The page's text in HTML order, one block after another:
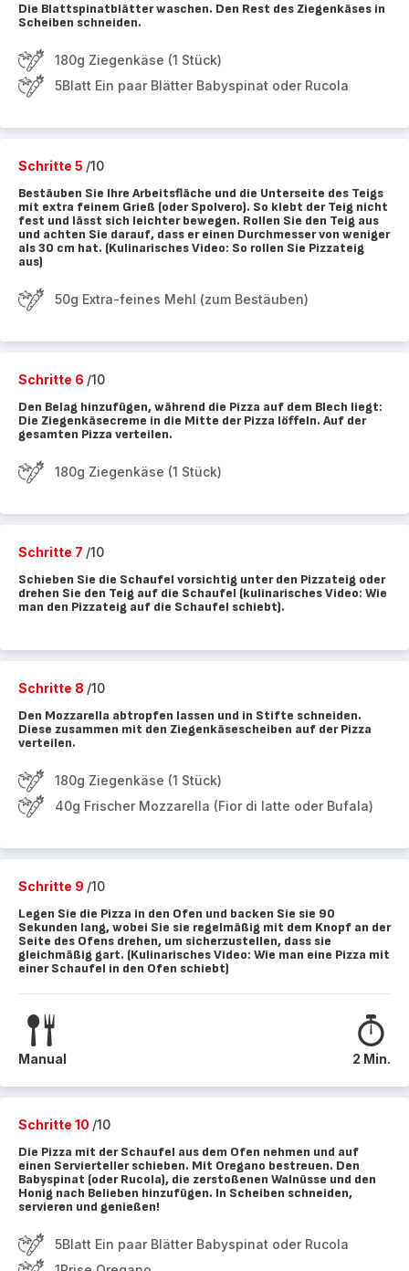
Die Blattspinatblätter waschen. Den Rest des Ziegenkäses in
Scheiben schneiden.
180g Ziegenkäse (1 Stück)
5Blatt Ein paar Blätter Babyspinat oder Rucola
Schritte 5 /10
Bestäuben Sie Ihre Arbeitsfläche und die Unterseite des Teigs
mit extra feinem Grieß (oder Spolvero). So klebt der Teig nicht
fest und lässt sich leichter bewegen. Rollen Sie den Teig aus
und achten Sie darauf, dass er einen Durchmesser von weniger
als 30 cm hat. (Kulinarisches Video: So rollen Sie Pizzateig
aus)
50g Extra-feines Mehl (zum Bestäuben)
Schritte 6 /10
Den Belag hinzufügen, während die Pizza auf dem Blech liegt:
Die Ziegenkäsecreme in die Mitte der Pizza löffeln. Auf der
gesamten Pizza verteilen.
180g Ziegenkäse (1 Stück)
Schritte 7 /10
Schieben Sie die Schaufel vorsichtig unter den Pizzateig oder
drehen Sie den Teig auf die Schaufel (kulinarisches Video: Wie
man den Pizzateig auf die Schaufel schiebt).
Schritte 8 /10
Den Mozzarella abtropfen lassen und in Stifte schneiden.
Diese zusammen mit den Ziegenkäsescheiben auf der Pizza
verteilen.
180g Ziegenkäse (1 Stück)
40g Frischer Mozzarella (Fior di latte oder Bufala)
Schritte 9 /10
Legen Sie die Pizza in den Ofen und backen Sie sie 90
Sekunden lang, wobei Sie sie regelmäßig mit dem Knopf an der
Seite des Ofens drehen, um sicherzustellen, dass sie
gleichmäßig gart. (Kulinarisches Video: Wie man eine Pizza mit
einer Schaufel in den Ofen schiebt)
Manual 2 Min.
Schritte 10 /10
Die Pizza mit der Schaufel aus dem Ofen nehmen und auf
einen Servierteller schieben. Mit Oregano bestreuen. Den
Babyspinat (oder Rucola), die zerstoßenen Walnüsse und den
Honig nach Belieben hinzufügen. In Scheiben schneiden,
servieren und genießen!
5Blatt Ein paar Blätter Babyspinat oder Rucola